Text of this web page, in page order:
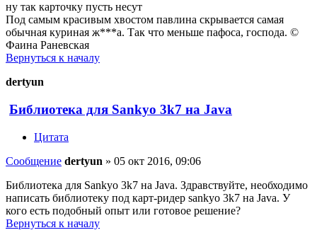
ну так карточку пусть несут
Под самым красивым хвостом павлина скрывается самая
обычная куриная ж***a. Так что меньше пафоса, господа. ©
Фаина Раневская
Вернуться к началу
dertyun
Библиотека для Sankyo 3k7 на Java
Цитата
Сообщение dertyun » 05 окт 2016, 09:06
Библиотека для Sankyo 3k7 на Java. Здравствуйте, необходимо
написать библиотеку под карт-ридер sankyo 3k7 на Java. У
кого есть подобный опыт или готовое решение?
Вернуться к началу